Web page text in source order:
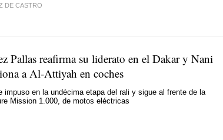
DE CASTRO
Pallas reafirma su liderato en el Dakar y Nani
a Al-Attiyah en coches
impuso en la undécima etapa del rali y sigue al frente de la
Mission 1.000, de motos eléctricas